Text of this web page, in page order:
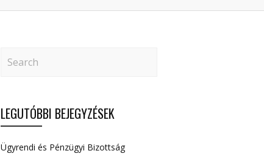
LEGUTÓBBI BEJEGYZÉSEK
Ügyrendi és Pénzügyi Bizottság